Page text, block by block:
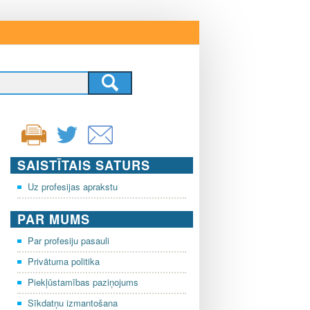
SAISTĪTAIS SATURS
Uz profesijas aprakstu
PAR MUMS
Par profesiju pasauli
Privātuma politika
Piekļūstamības paziņojums
Sīkdatņu izmantošana